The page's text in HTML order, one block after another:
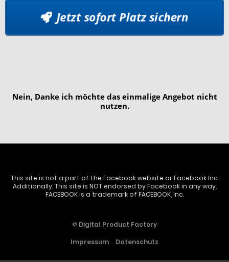
Jetzt sofort Platz sichern
Nein, Danke ich möchte das einmalige Angebot nicht
nutzen.
This site is not a part of the Facebook website or Facebook Inc.
Additionally, This site is NOT endorsed by Facebook in any way.
FACEBOOK is a trademark of FACEBOOK, Inc.
© Digital Product Factory
Impressum
Datenschutz